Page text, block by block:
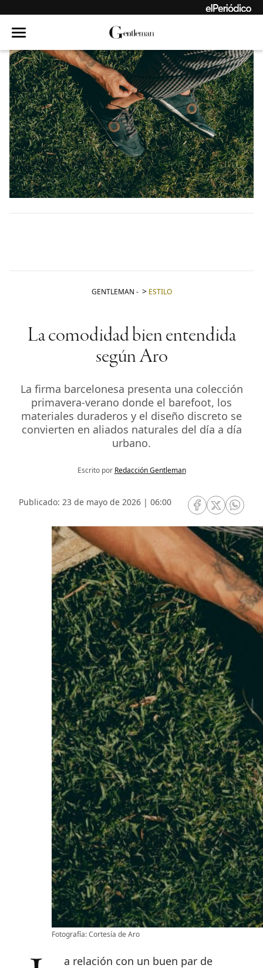
GENTLEMAN - ESTILO
La comodidad bien entendida
según Aro
La firma barcelonesa presenta una colección
primavera-verano donde el barefoot, los
materiales duraderos y el diseño discreto se
convierten en aliados naturales del día a día
urbano.
Escrito por Redacción Gentleman
Publicado: 23 de mayo de 2026 | 06:00
RRSS Facebook
RRSSRRSS
Fotografía: Cortesía de Aro